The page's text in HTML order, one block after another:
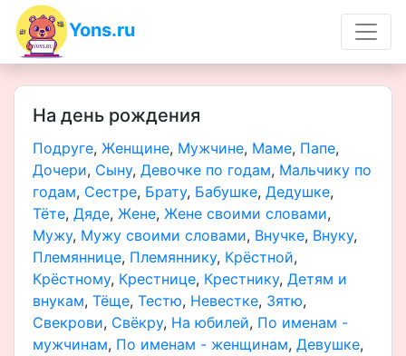
Yons.ru
На день рождения
Подруге, Женщине, Мужчине, Маме, Папе,
Дочери, Сыну, Девочке по годам, Мальчику по
годам, Сестре, Брату, Бабушке, Дедушке,
Тёте, Дяде, Жене, Жене своими словами,
Мужу, Мужу своими словами, Внучке, Внуку,
Племяннице, Племяннику, Крёстной,
Крёстному, Крестнице, Крестнику, Детям и
внукам, Тёще, Тестю, Невестке, Зятю,
Свекрови, Свёкру, На юбилей, По именам -
мужчинам, По именам - женщинам, Девушке,